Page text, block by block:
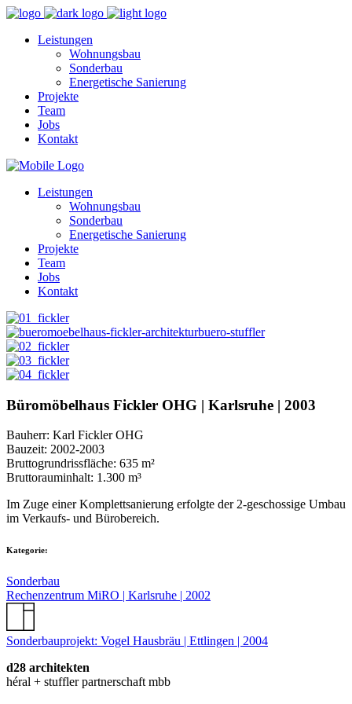
Leistungen
Wohnungsbau
Sonderbau
Energetische Sanierung
Projekte
Team
Jobs
Kontakt
Leistungen
Wohnungsbau
Sonderbau
Energetische Sanierung
Projekte
Team
Jobs
Kontakt
Büromöbelhaus Fickler OHG | Karlsruhe | 2003
Bauherr: Karl Fickler OHG
Bauzeit: 2002-2003
Bruttogrundrissfläche: 635 m²
Bruttorauminhalt: 1.300 m³
Im Zuge einer Komplettsanierung erfolgte der 2-geschossige Umbau
im Verkaufs- und Bürobereich.
Kategorie:
Sonderbau
Rechenzentrum MiRO | Karlsruhe | 2002
Sonderbauprojekt: Vogel Hausbräu | Ettlingen | 2004
d28 architekten
héral + stuffler partnerschaft mbb